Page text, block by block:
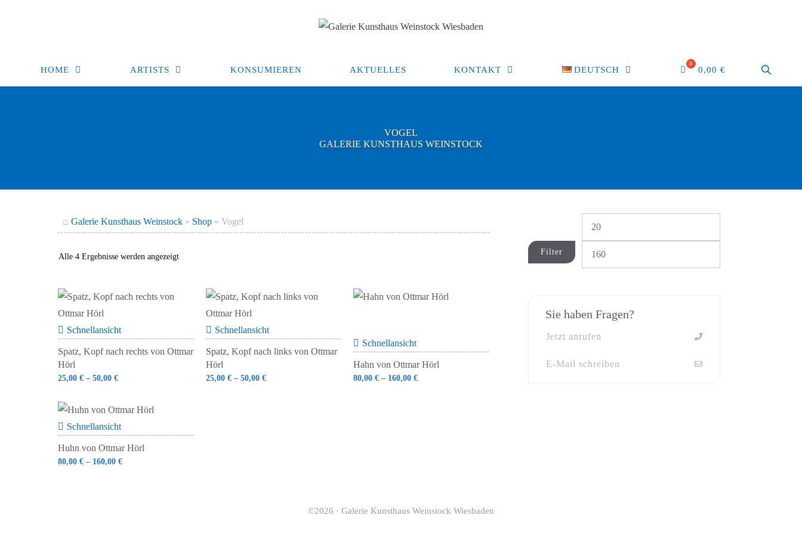
HOME ARTISTS KONSUMIEREN AKTUELLES KONTAKT DEUTSCH 0,00€
VOGEL
GALERIE KUNSTHAUS WEINSTOCK
⌂ Galerie Kunsthaus Weinstock » Shop » Vogel
Alle 4 Ergebnisse werden angezeigtNach
Schnellansicht
Spatz, Kopf nach rechts von Ottmar
Hörl
25,00 € – 50,00 €
Schnellansicht
Spatz, Kopf nach links von Ottmar
Hörl
25,00 €– 50,00 €
Schnellansicht
Hahn von Ottmar Hörl
80,00 € – 160,00 €
Schnellansicht
Huhn von Ottmar Hörl
80,00 € – 160,00 €
Min.
Preis
Filter
Sie haben Fragen?
Jetzt anrufen
E-Mail schreiben
©2026 · Galerie Kunsthaus Weinstock Wiesbaden